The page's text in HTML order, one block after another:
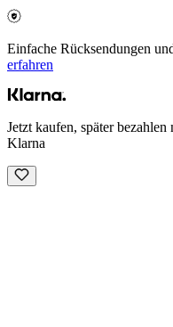
Einfache Rücksendungen
erfahren
Jetzt kaufen, später
Klarna